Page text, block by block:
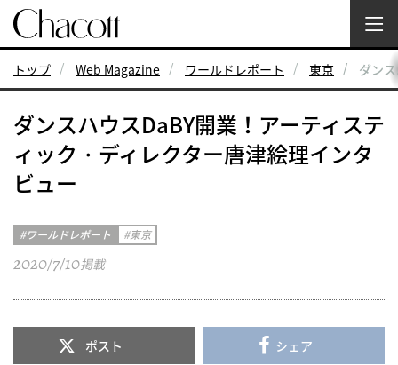
トップ Web Magazine ワールドレポート 東京 ダン
ダンスハウスDaBY開業！アーティステ
ィック・ディレクター唐津絵理インタ
ビュー
ワールドレポート 東京
2020/7/10掲載
ポスト シェア